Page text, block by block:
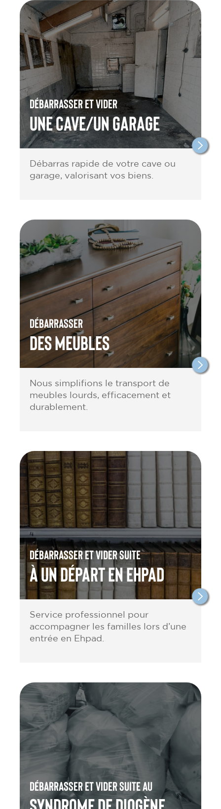
Débarrasser et vider
une cave/un garage
Débarras rapide de votre cave ou
garage, valorisant vos biens.
Débarrasser
des meubles
Nous simplifions le transport de
meubles lourds, efficacement et
durablement.
Débarrasser et vider suite
à un départ en Ehpad
Service professionnel pour
accompagner les familles lors d’une
entrée en Ehpad.
Débarrasser et vider suite au